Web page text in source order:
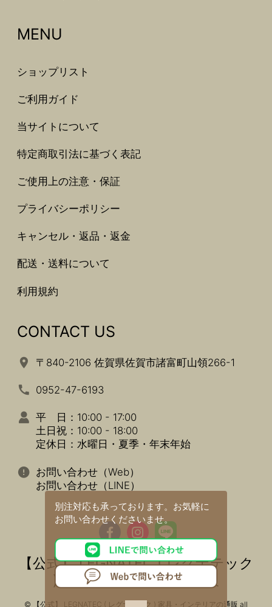
別注対応も承っております。 お気軽に
お問い合わせくださいませ。
MENU
ショップリスト
ご利用ガイド
当サイトについて
特定商取引法に基づく表記
ご使用上の注意・保証
プライバシーポリシー
キャンセル・返品・返金
配送・送料について
利用規約
CONTACT US
〒840-2106 佐賀県佐賀市諸富町山領266-1
0952-47-6193
平 日：10:00 - 17:00
土日祝：10:00 - 18:00
定休日：水曜日・夏季・年末年始
お問い合わせ（Web）
お問い合わせ（LINE）
【公式】 LEGNATEC ( レグナテック
) 家具・インテリアの通販
© 【公式】 LEGNATEC ( レグナテック ) 家具・インテリアの通販 all